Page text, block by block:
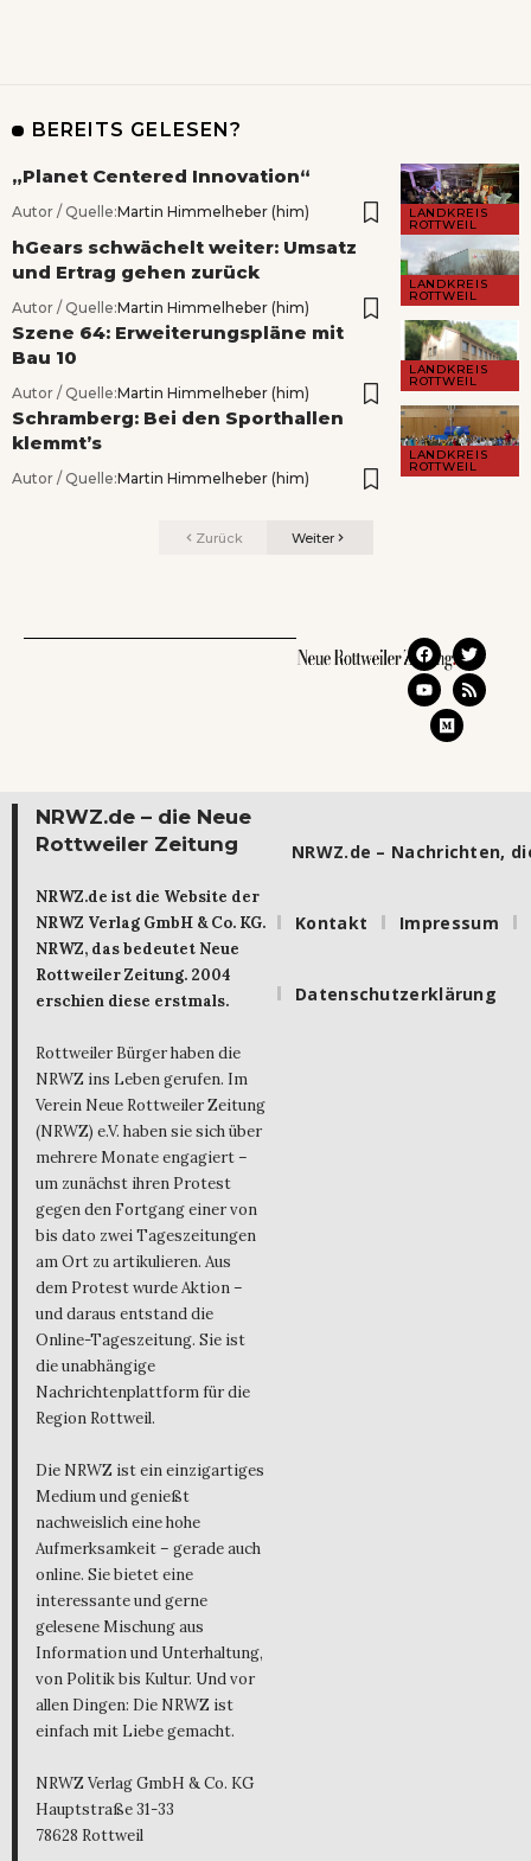
BEREITS GELESEN?
LANDKREIS
ROTTWEIL
„Planet Centered Innovation“
Autor / Quelle:Martin Himmelheber (him)
LANDKREIS
ROTTWEIL
hGears schwächelt weiter: Umsatz
und Ertrag gehen zurück
Autor / Quelle:Martin Himmelheber (him)
LANDKREIS
ROTTWEIL
Szene 64: Erweiterungspläne mit
Bau 10
Autor / Quelle:Martin Himmelheber (him)
LANDKREIS
ROTTWEIL
Schramberg: Bei den Sporthallen
klemmt’s
Autor / Quelle:Martin Himmelheber (him)
Zurück Weiter
NRWZ.de – die Neue
Rottweiler Zeitung
NRWZ.de ist die Website der
NRWZ Verlag GmbH & Co. KG.
NRWZ, das bedeutet Neue
Rottweiler Zeitung. 2004
erschien diese erstmals.
Rottweiler Bürger haben die
NRWZ ins Leben gerufen. Im
Verein Neue Rottweiler Zeitung
(NRWZ) e.V. haben sie sich über
mehrere Monate engagiert –
um zunächst ihren Protest
gegen den Fortgang einer von
bis dato zwei Tageszeitungen
am Ort zu artikulieren. Aus
dem Protest wurde Aktion –
und daraus entstand die
Online-Tageszeitung. Sie ist
die unabhängige
Nachrichtenplattform für die
Region Rottweil.
Die NRWZ ist ein einzigartiges
Medium und genießt
nachweislich eine hohe
Aufmerksamkeit – gerade auch
online. Sie bietet eine
interessante und gerne
gelesene Mischung aus
Information und Unterhaltung,
von Politik bis Kultur. Und vor
allen Dingen: Die NRWZ ist
einfach mit Liebe gemacht.
NRWZ Verlag GmbH & Co. KG
Hauptstraße 31-33
78628 Rottweil
NRWZ.de – Nachrichten,
Kontakt Impressum
Datenschutzerklärung